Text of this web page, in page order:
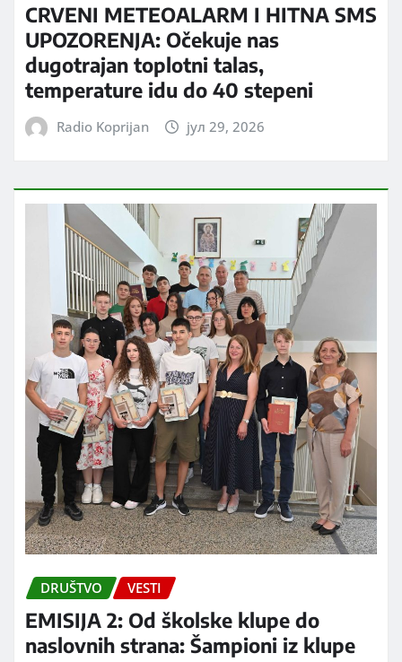
CRVENI METEOALARM I HITNA SMS
UPOZORENJA: Očekuje nas
dugotrajan toplotni talas,
temperature idu do 40 stepeni
Radio Koprijan јул 29, 2026
DRUŠTVO VESTI
EMISIJA 2: Od školske klupe do
naslovnih strana: Šampioni iz klupe